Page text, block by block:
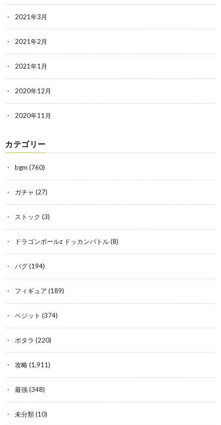
2021年3月
2021年2月
2021年1月
2020年12月
2020年11月
カテゴリー
bgm (760)
ガチャ (27)
ストック (3)
ドラゴンボールz ドッカンバトル(8)
バグ(194)
フィギュア (189)
ベジット (374)
ポタラ (220)
攻略(1,911)
最強 (348)
未分類(10)